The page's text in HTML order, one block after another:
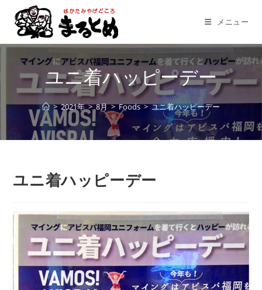
ン
プ
メニュー
ユニ着ハッピーデー
> 2021年 > 8月 > Foods > ユニ着ハッピーデー
ユニ着ハッピーデー